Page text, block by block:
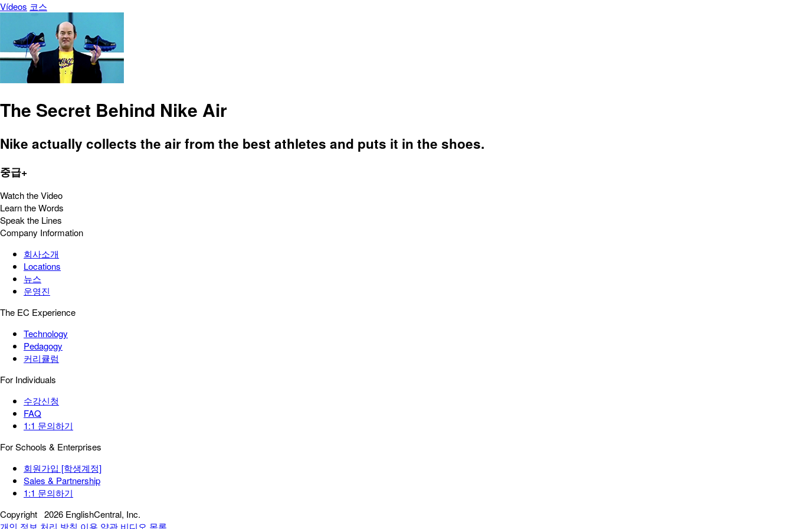
Vídeos 코스
The Secret Behind Nike Air
Nike actually collects the air from the best athletes and puts it in the shoes.
중급+
Watch the Video
Learn the Words
Speak the Lines
Company Information
회사소개
Locations
뉴스
운영진
The EC Experience
Technology
Pedagogy
커리큘럼
For Individuals
수강신청
FAQ
1:1 문의하기
For Schools & Enterprises
회원가입 [학생계정]
Sales & Partnership
1:1 문의하기
Copyright 2026 EnglishCentral, Inc.